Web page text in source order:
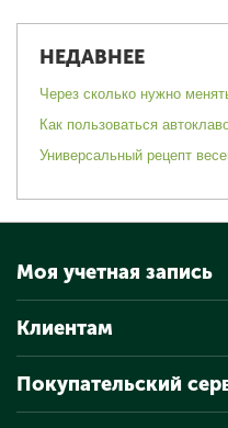
НЕДАВНЕЕ
Через сколько нужно
Как пользоваться
Универсальный рецепт
Моя учетная запись
Клиентам
Покупательский